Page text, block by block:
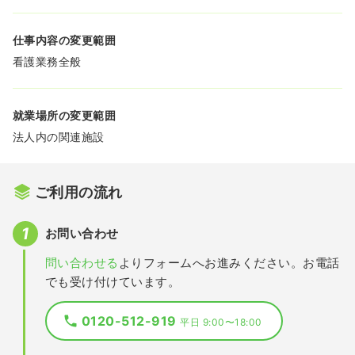
仕事内容の変更範囲
看護業務全般
就業場所の変更範囲
法人内の関連施設
ご利用の流れ
お問い合わせ
問い合わせる よりフォームへお進みください。お電話
でも受け付けています。
0120-512-919平日 9:00〜18:00